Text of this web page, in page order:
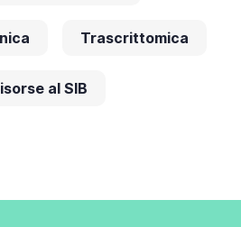
Trascrittomica
al SIB